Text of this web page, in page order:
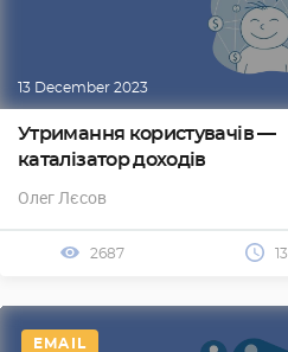
13 December 2023
Утримання користувачів —
каталізатор доходів
Олег Лєсов
2687 13
EMAIL